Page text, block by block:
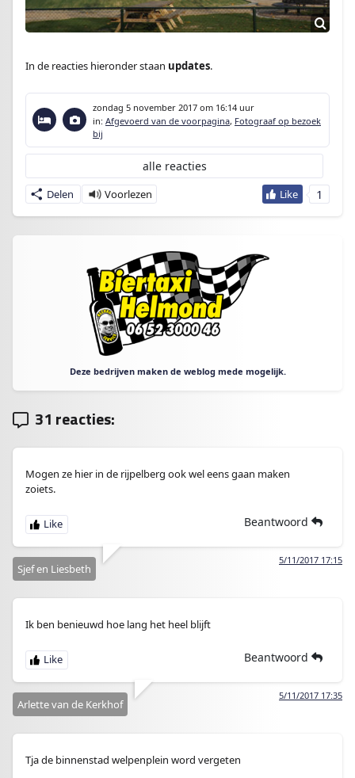
In de reacties hieronder staan updates.
zondag 5 november 2017 om 16:14 uur
in: Afgevoerd van de voorpagina, Fotograaf op bezoek
bij
1
Delen
alle reacties
Deze bedrijven maken de weblog mede mogelijk.
31 reacties:
Mogen ze hier in de rijpelberg ook wel eens gaan maken
zoiets.
Beantwoord
5/11/2017 17:15
Sjef en Liesbeth
Ik ben benieuwd hoe lang het heel blijft
Beantwoord
5/11/2017 17:35
Arlette van de Kerkhof
Tja de binnenstad welpenplein word vergeten